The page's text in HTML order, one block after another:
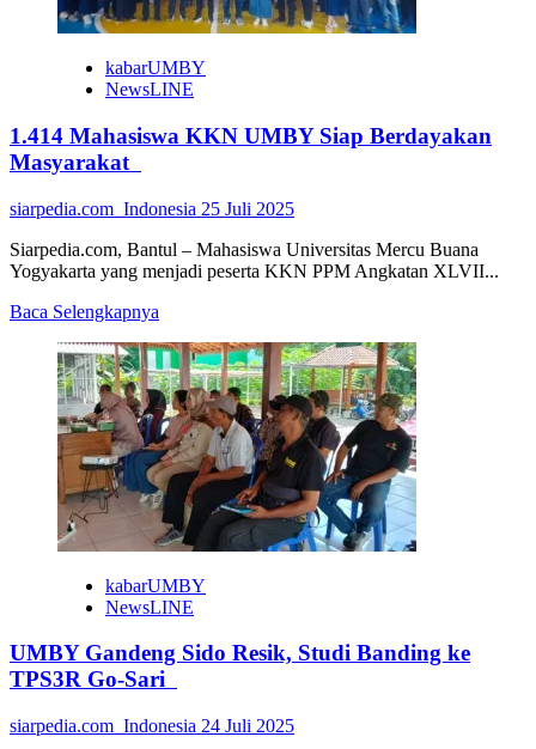
kabarUMBY
NewsLINE
1.414 Mahasiswa KKN UMBY Siap Berdayakan
Masyarakat
siarpedia.com_Indonesia 25 Juli 2025
Siarpedia.com, Bantul – Mahasiswa Universitas Mercu Buana
Yogyakarta yang menjadi peserta KKN PPM Angkatan XLVII...
Baca Selengkapnya
about
1.414
Mahasiswa
KKN
UMBY
Siap
Berdayakan
Masyarakat
kabarUMBY
NewsLINE
UMBY Gandeng Sido Resik, Studi Banding ke
TPS3R Go-Sari
siarpedia.com_Indonesia 24 Juli 2025